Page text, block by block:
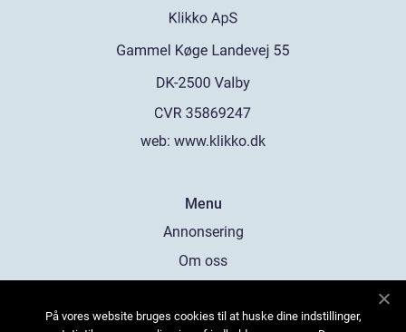
web: www.klikko.dk
Menu
Annonsering
Om oss
Kontakta oss
På vores website bruges cookies til at huske dine indstillinger,